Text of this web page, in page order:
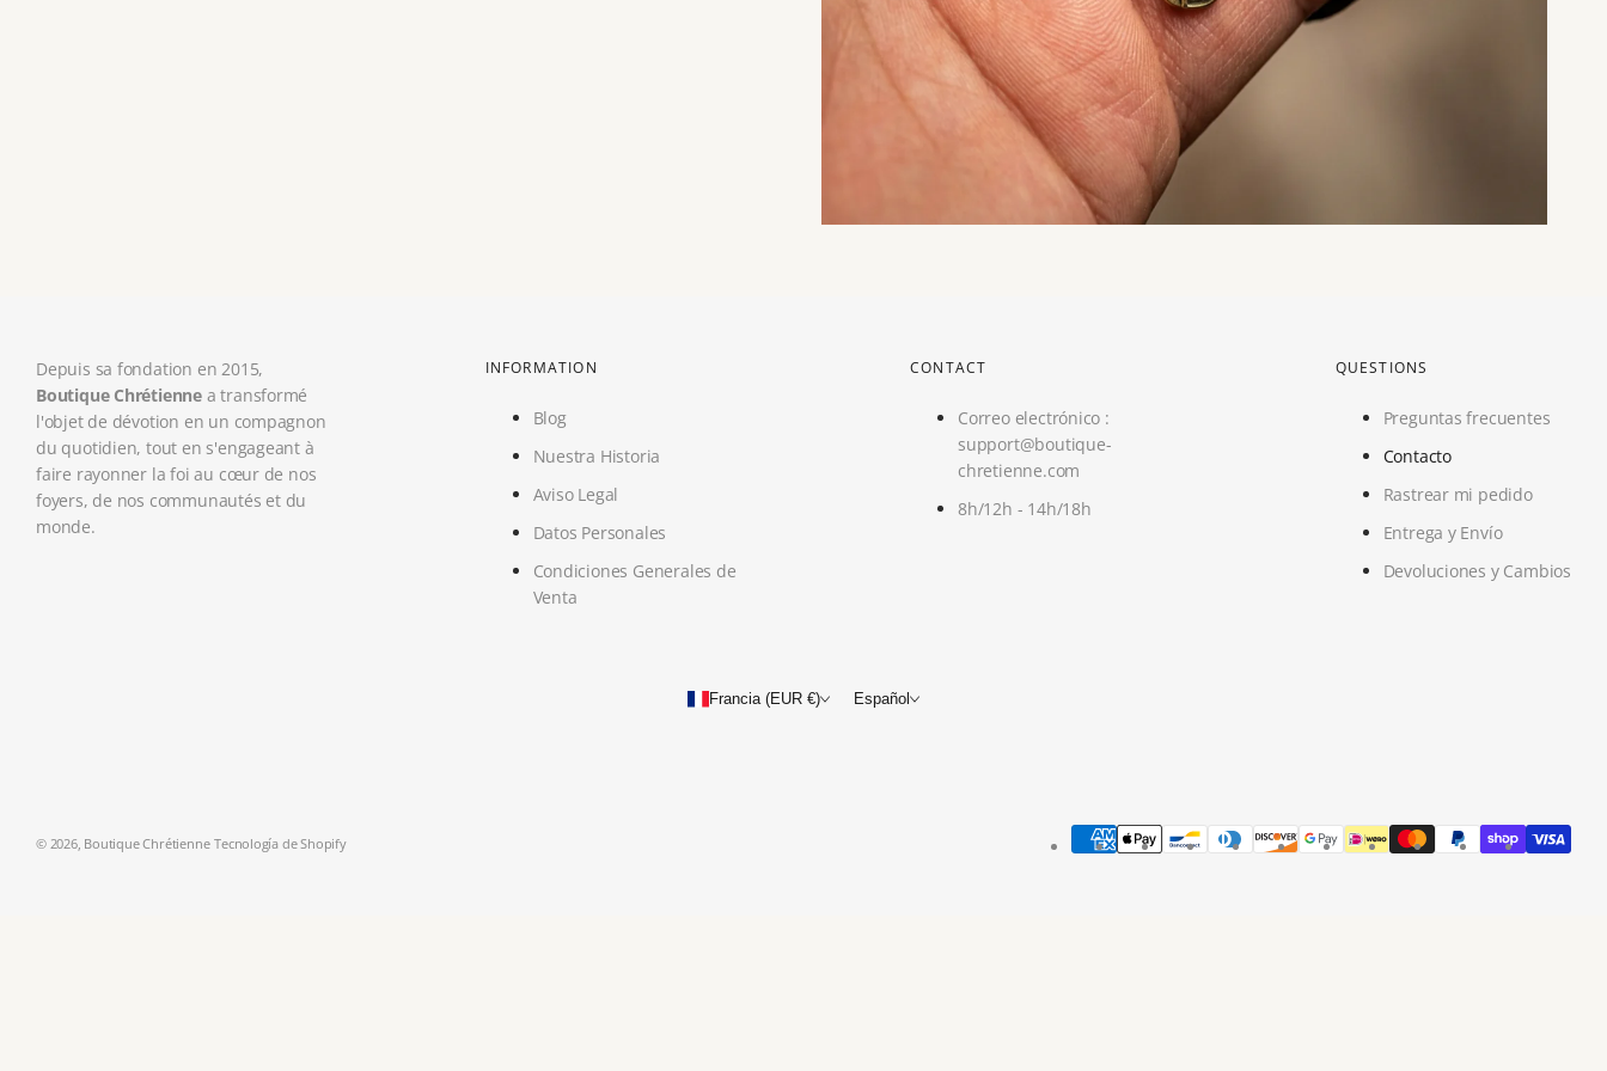
Depuis sa fondation en 2015,
Boutique Chrétienne a transformé
l'objet de dévotion en un compagnon
du quotidien, tout en s'engageant à
faire rayonner la foi au cœur de nos
foyers, de nos communautés et du
monde.
INFORMATION
Blog
Nuestra Historia
Aviso Legal
Datos Personales
Condiciones Generales de
Venta
CONTACT
Correo electrónico :
support@boutique-
chretienne.com
8h/12h - 14h/18h
QUESTIONS
Preguntas frecuentes
Contacto
Rastrear mi pedido
Entrega y Envío
Devoluciones y Cambios
Francia (EUR €) Español
© 2026, Boutique Chrétienne Tecnología de Shopify
Métodos